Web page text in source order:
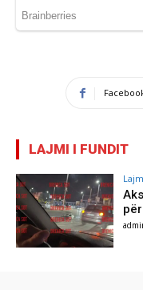
LAJMI I FUNDIT